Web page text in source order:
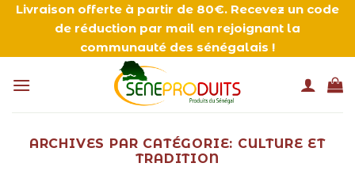
Passer
Livraison offerte à partir de 80€. Recevez un code
de réduction par mail en rejoignant la
communauté des sénégalais !
ARCHIVES PAR CATÉGORIE: CULTURE ET
TRADITION